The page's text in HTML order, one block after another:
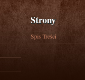
Strony
Spis Treści